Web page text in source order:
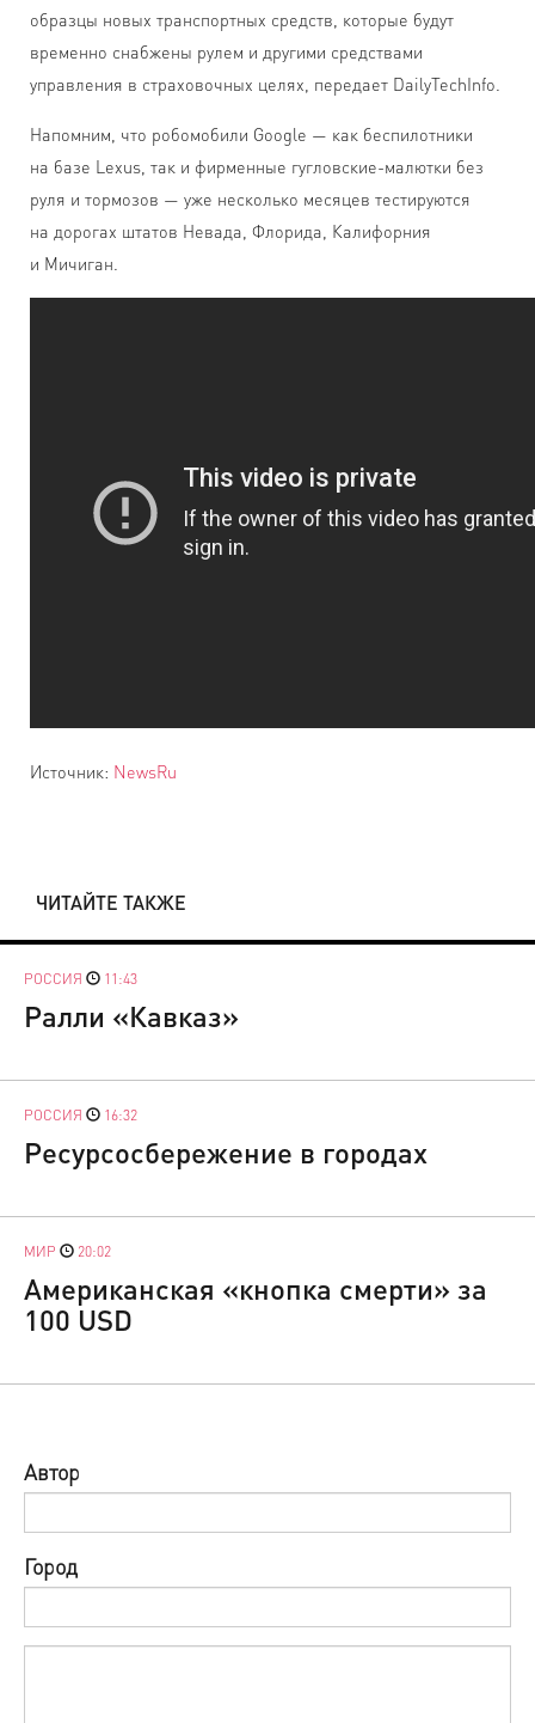
образцы новых транспортных средств, которые будут
временно снабжены рулем и другими средствами
управления в страховочных целях, передает DailyTechInfo.
Напомним, что робомобили Google — как беспилотники
на базе Lexus, так и фирменные гугловские-малютки без
руля и тормозов — уже несколько месяцев тестируются
на дорогах штатов Невада, Флорида, Калифорния
и Мичиган.
Источник: NewsRu
ЧИТАЙТЕ ТАКЖЕ
РОССИЯ 11:43
Ралли «Кавказ»
РОССИЯ 16:32
Ресурсосбережение в городах
МИР 20:02
Американская «кнопка смерти» за
100 USD
Автор
Город